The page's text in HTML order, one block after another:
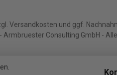
Versandkosten und ggf.
Armbruester Consulting GmbH -